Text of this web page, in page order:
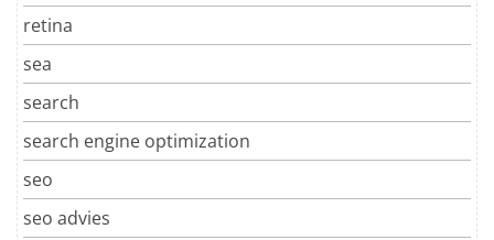
retina
sea
search
search engine optimization
seo
seo advies